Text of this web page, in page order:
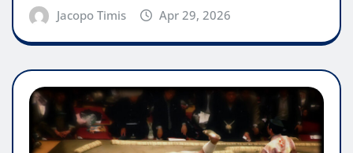
Jacopo Timis Apr 29, 2026